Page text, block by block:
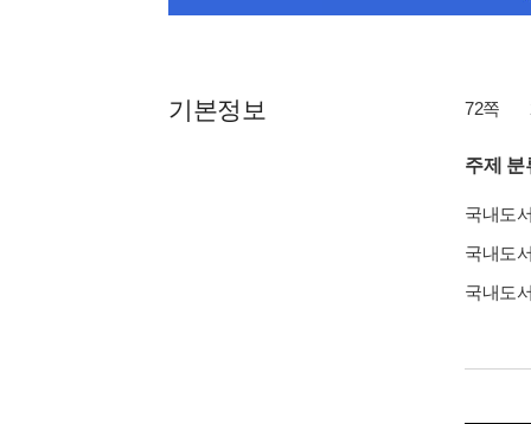
기본정보 72쪽
주제 분
국내도
국내도
국내도